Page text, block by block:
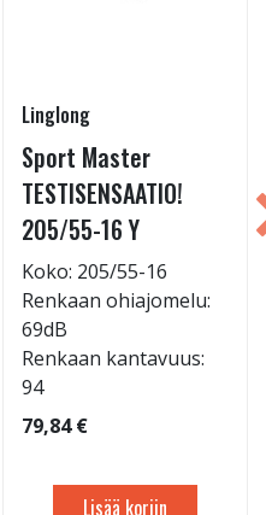
Linglong
Sport Master
TESTISENSAATIO!
205/55-16 Y
Koko: 205/55-16
Renkaan ohiajomelu:
69dB
Renkaan kantavuus:
94
79,84 €
Lisää koriin